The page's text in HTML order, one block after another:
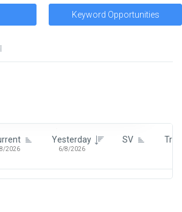
Keyword Opportunities
2026
Yesterday
6/8/2026
SV